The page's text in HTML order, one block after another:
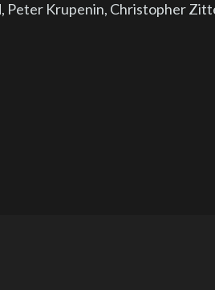
Peter Krupenin, Christopher